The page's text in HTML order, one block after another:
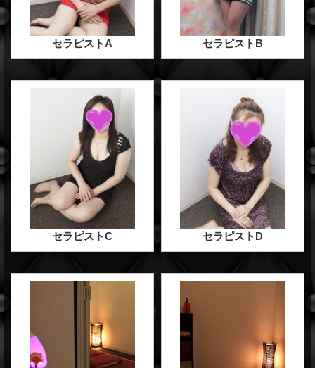
セラピストA セラピストB
セラピストC セラピストD